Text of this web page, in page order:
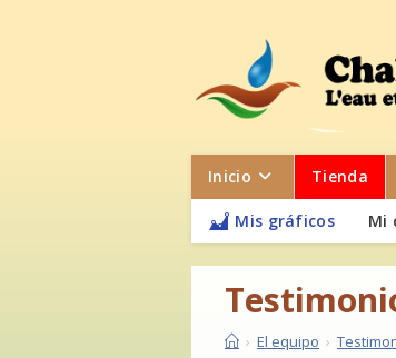
Inicio Tienda
Mis gráficos Mi
› El equipo ›